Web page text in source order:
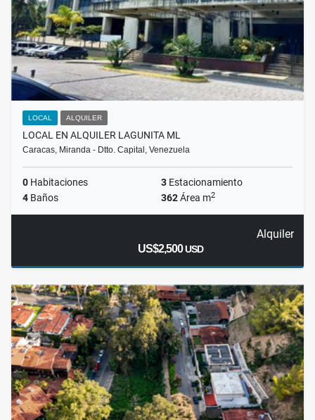
LOCAL ALQUILER
LOCAL EN ALQUILER LAGUNITA ML
Caracas, Miranda - Dtto. Capital, Venezuela
0 Habitaciones 3 Estacionamiento
4 Baños 362Área m2
Alquiler
US$2,500USD